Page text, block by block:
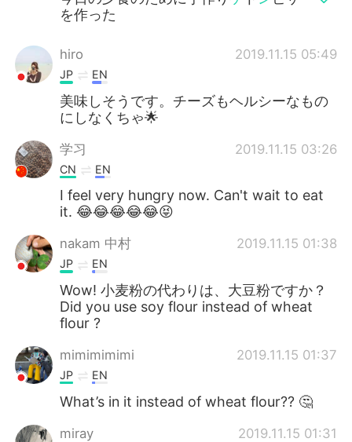
を作った
hiro 2019.11.15 05:49
JP EN
美味しそうです。チーズもヘルシーなもの
にしなくちゃ🌟
学习 2019.11.15 03:26
CN EN
I feel very hungry now. Can't wait to eat
it. 😂😂😂😂😂😝
nakam 中村 2019.11.15 01:38
JP EN
Wow! 小麦粉の代わりは、大豆粉ですか？
Did you use soy flour instead of wheat
flour ?
mimimimimi 2019.11.15 01:37
JP EN
What’s in it instead of wheat flour?? 🤔
miray 2019.11.15 01:31